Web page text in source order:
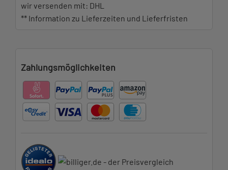
wir versenden mit: DHL
** Information zu Lieferzeiten und Lieferfristen
Zahlungsmöglichkeiten